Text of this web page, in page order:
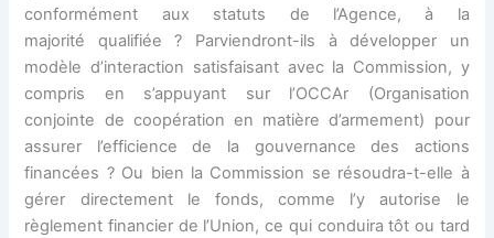
conformément aux statuts de l’Agence, à la
majorité qualifiée ? Parviendront-ils à développer un
modèle d’interaction satisfaisant avec la Commission, y
compris en s’appuyant sur l’OCCAr (Organisation
conjointe de coopération en matière d’armement) pour
assurer l’efficience de la gouvernance des actions
financées ? Ou bien la Commission se résoudra-t-elle à
gérer directement le fonds, comme l’y autorise le
règlement financier de l’Union, ce qui conduira tôt ou tard